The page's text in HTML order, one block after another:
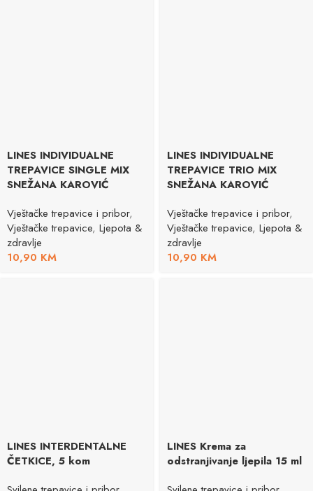
LINES INDIVIDUALNE
TREPAVICE SINGLE MIX
SNEŽANA KAROVIĆ
Vještačke trepavice i pribor,
Vještačke trepavice, Ljepota &
zdravlje
10,90 KM
LINES INDIVIDUALNE
TREPAVICE TRIO MIX
SNEŽANA KAROVIĆ
Vještačke trepavice i pribor,
Vještačke trepavice, Ljepota &
zdravlje
10,90 KM
LINES INTERDENTALNE
ČETKICE, 5 kom
LINES Krema za
odstranjivanje ljepila 15 ml